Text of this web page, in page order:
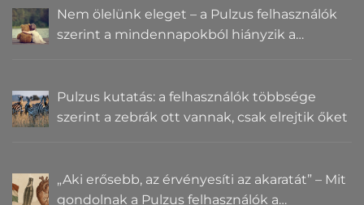
Nem ölelünk eleget – a Pulzus felhasználók
szerint a mindennapokból hiányzik a
Pulzus kutatás: a felhasználók többsége
szerint a zebrák ott vannak, csak elrejtik őket
„Aki erősebb, az érvényesíti az akaratát” – Mit
gondolnak a Pulzus felhasználók a